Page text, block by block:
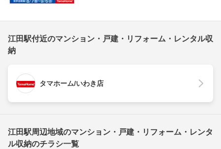
江田駅付近のマンション・戸建・リフォーム・レンタル収
納
タマホーム/いわき店
江田駅周辺地域のマンション・戸建・リフォーム・レンタ
ル収納のチラシ一覧